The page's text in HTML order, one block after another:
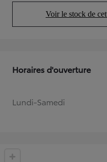
Voir le stock de
Horaires d'ouverture
Lundi-Samedi